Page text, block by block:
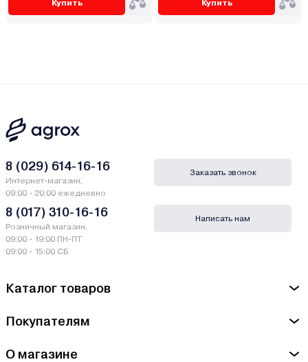
Купить Купить
Каталог товаров
Покупателям
О магазине
8 (029) 614-16-16
Интернет-магазин,
09:00 - 20:00 ежедневно
8 (017) 310-16-16
Розничный магазин,
09:00 - 19:00 ПН-ПТ
09:00 - 15:00 СБ
Заказать звонок
Написать нам